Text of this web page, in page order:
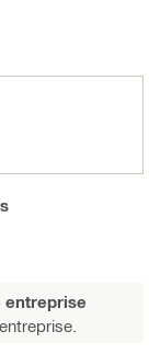
entreprise